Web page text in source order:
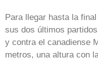
Para llegar hasta la
sus dos últimos
y contra el canadiense
metros, una altura con